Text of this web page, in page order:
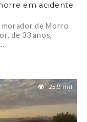
em acidente
morador de Morro
de 33 anos,
25.9 mil